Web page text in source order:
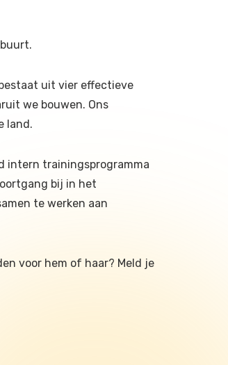
uit vier effectieve
we bouwen. Ons
land.
intern trainingsprogramma
bij in het
te werken aan
voor hem of haar? Meld je